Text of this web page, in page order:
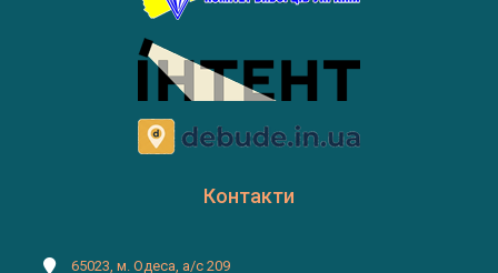
Контакти
65023, м. Одеса, а/с 209